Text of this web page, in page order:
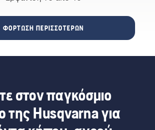
άλλη, σε
ένα
οι
αυξήσει
περιστατικά
πραγματοποιηθεί
01 –
04/02/2024,
Συνεδριακό
ΦΌΡΤΩΣΗ ΠΕΡΙΣΣΌΤΕΡΩΝ
στον παγκόσμιο
της Husqvarna για